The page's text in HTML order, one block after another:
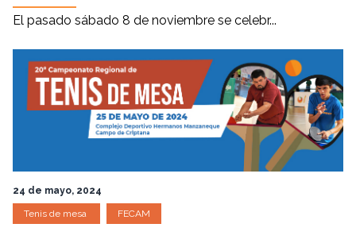
El pasado sábado 8 de noviembre se celebr...
24 de mayo, 2024
Tenis de mesa FECAM